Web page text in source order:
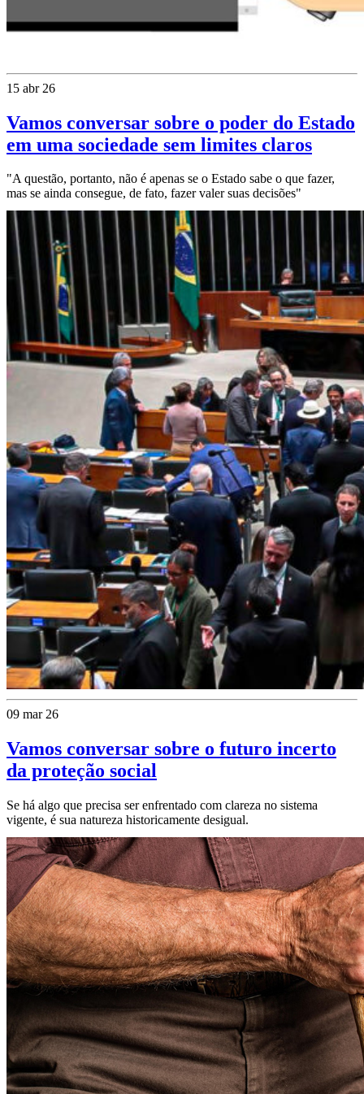
15 abr 26
Vamos conversar sobre o poder do Estado
em uma sociedade sem limites claros
"A questão, portanto, não é apenas se o Estado sabe o que fazer,
mas se ainda consegue, de fato, fazer valer suas decisões"
09 mar 26
Vamos conversar sobre o futuro incerto
da proteção social
Se há algo que precisa ser enfrentado com clareza no sistema
vigente, é sua natureza historicamente desigual.